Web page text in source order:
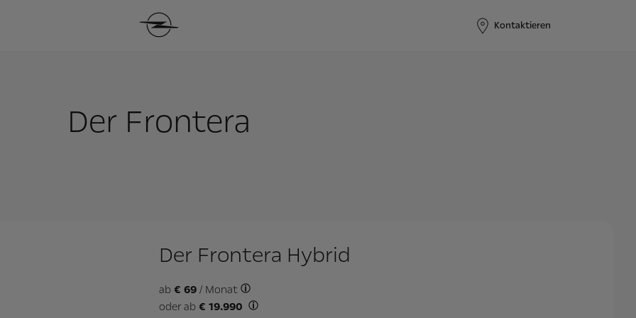
Kontaktieren
Der Frontera
Der Frontera Hybrid
ab € 69 / Monat
oder ab € 19.990